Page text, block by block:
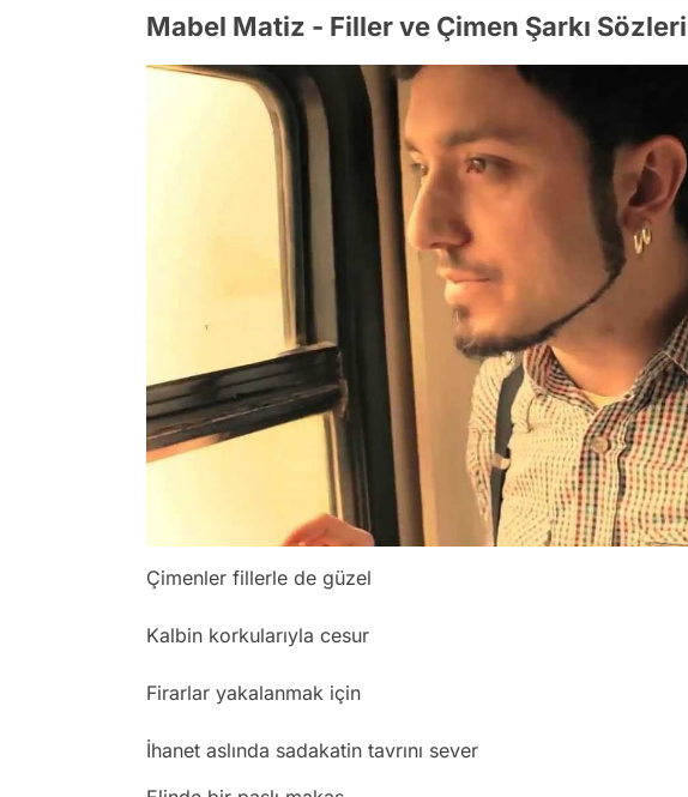
Mabel Matiz - Filler ve Çimen Şarkı Sözleri
Çimenler fillerle de güzel
Kalbin korkularıyla cesur
Firarlar yakalanmak için
İhanet aslında sadakatin tavrını sever